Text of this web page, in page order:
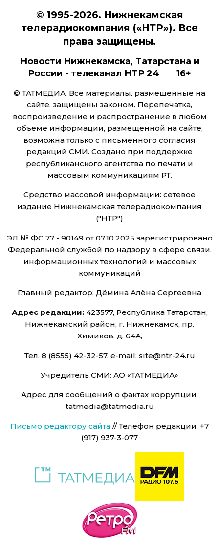
© 1995-2026. Нижнекамская
телерадиокомпания («НТР»). Все
права защищены.
Новости Нижнекамска, Татарстана и
России - телеканал НТР 24 16+
© ТАТМЕДИА. Все материалы, размещенные на
сайте, защищены законом. Перепечатка,
воспроизведение и распространение в любом
объеме информации, размещенной на сайте,
возможна только с письменного согласия
редакций СМИ. Создано при поддержке
республиканского агентства по печати и
массовым коммуникациям РТ.
Средство массовой информации: сетевое
издание Нижнекамская телерадиокомпания
("НТР")
ЭЛ № ФС 77 - 90149 от 07.10.2025 зарегистрировано
Федеральной службой по надзору в сфере связи,
информационных технологий и массовых
коммуникаций
Главный редактор: Дёмина Алёна Сергеевна
Адрес редакции:423577, Республика Татарстан,
Нижнекамский район, г. Нижнекамск, пр.
Химиков, д. 64А,
Тел. 8 (8555) 42-32-57, e-mail: site@ntr-24.ru
Учредитель СМИ: АО «ТАТМЕДИА»
Адрес для сообщений о фактах коррупции:
tatmedia@tatmedia.ru
Письмо редактору сайта // Телефон редакции: +7
(917) 937-3-077